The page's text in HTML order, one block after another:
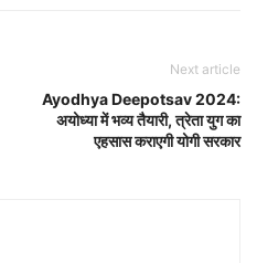
Next article
Ayodhya Deepotsav 2024:
अयोध्या में भव्य तैयारी, त्रेता युग का
एहसास कराएगी योगी सरकार